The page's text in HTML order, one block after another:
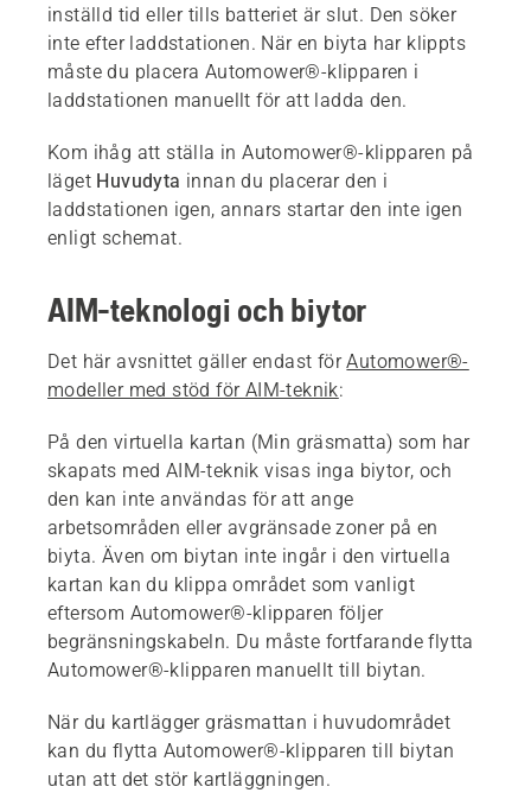
inställd tid eller tills batteriet är slut. Den söker
inte efter laddstationen. När en biyta har klippts
måste du placera Automower®-klipparen i
laddstationen manuellt för att ladda den.
Kom ihåg att ställa in Automower®-klipparen på
läget Huvudyta innan du placerar den i
laddstationen igen, annars startar den inte igen
enligt schemat.
AIM-teknologi och biytor
Det här avsnittet gäller endast förAutomower®-
modeller med stöd för AIM-teknik:
På den virtuella kartan (Min gräsmatta) som har
skapats med AIM-teknik visas inga biytor, och
den kan inte användas för att ange
arbetsområden eller avgränsade zoner på en
biyta. Även om biytan inte ingår i den virtuella
kartan kan du klippa området som vanligt
eftersom Automower®-klipparen följer
begränsningskabeln. Du måste fortfarande flytta
Automower®-klipparen manuellt till biytan.
När du kartlägger gräsmattan i huvudområdet
kan du flytta Automower®-klipparen till biytan
utan att det stör kartläggningen.